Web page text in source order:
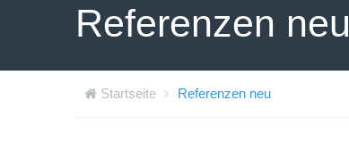
Referenzen neu
Startseite Referenzen neu